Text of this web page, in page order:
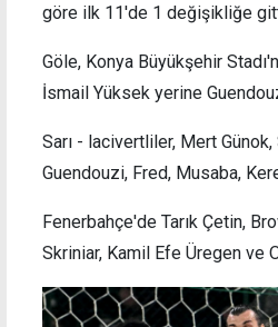
göre ilk 11'de 1 değişikliğe
Göle, Konya Büyükşehir
İsmail Yüksek yerine
Sarı - lacivertliler, Mert
Guendouzi, Fred, Musaba,
Fenerbahçe'de Tarık Çetin,
Skriniar, Kamil Efe Üregen ve
Başakşehir Konferans